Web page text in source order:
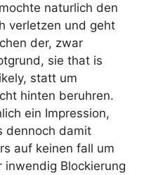
naturlich den
verletzen und geht
der, zwar
sie that is
statt um
hinten beruhren.
ein Impression,
dennoch damit
auf keinen fall um
inwendig Blockierung